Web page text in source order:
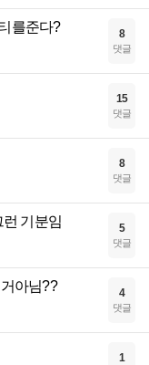
를준다? 8
댓글
15
댓글
8
댓글
기분임 5
댓글
아님?? 4
댓글
1